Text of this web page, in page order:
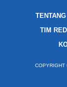
TENTANG
TIM
COPYRIGHT